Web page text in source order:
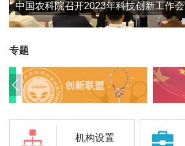
中国农科院召开2023年科技创新工作会
专题
机构设置